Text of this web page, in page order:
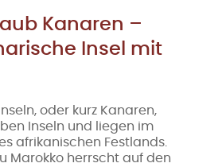
Kanaren –
Insel mit
oder kurz Kanaren,
Inseln und liegen im
afrikanischen Festlands.
Marokko herrscht auf den